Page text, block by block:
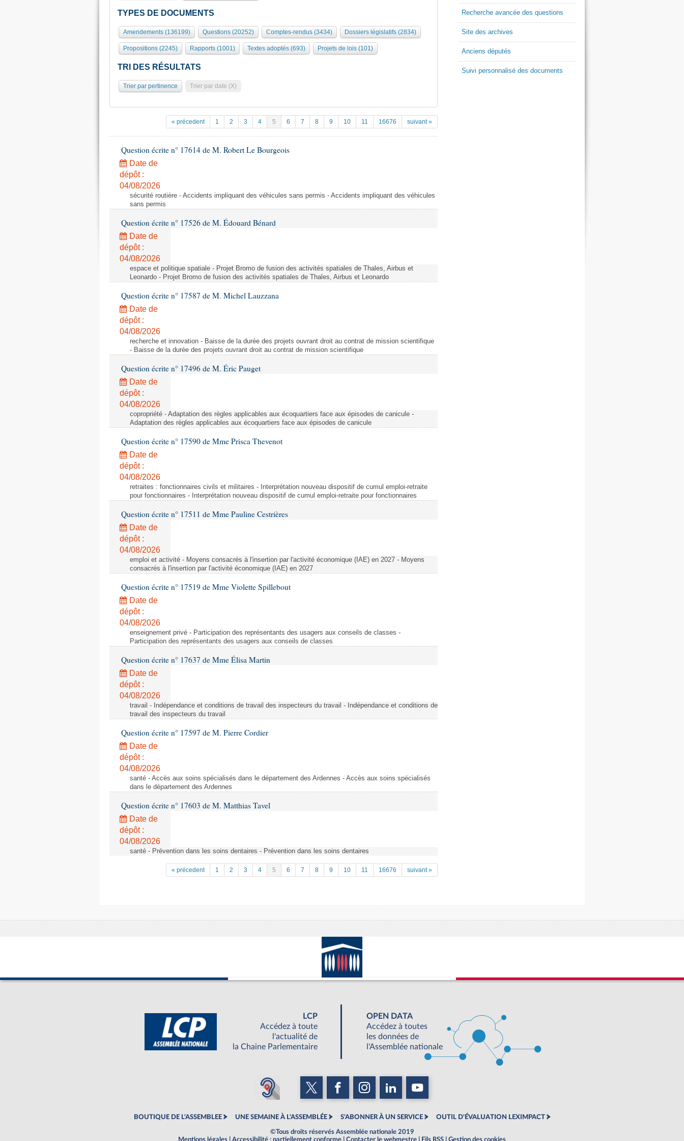
TYPES DE DOCUMENTS
Amendements (136199) Questions (20252) Comptes-rendus (3434) Dossiers législatifs (2834)
Propositions (2245) Rapports (1001) Textes adoptés (693) Projets de lois (101)
TRI DES RÉSULTATS
Trier par pertinence Trier par date (X)
« précedent 1 2 3 4 5 6 7 8 9 10 11 16676 suivant »
Question écrite n° 17614 de M. Robert Le Bourgeois
Date de
dépôt :
04/08/2026
sécurité routière - Accidents impliquant des véhicules sans permis - Accidents impliquant des véhicules
sans permis
Question écrite n° 17526 de M. Édouard Bénard
Date de
dépôt :
04/08/2026
espace et politique spatiale - Projet Bromo de fusion des activités spatiales de Thales, Airbus et
Leonardo - Projet Bromo de fusion des activités spatiales de Thales, Airbus et Leonardo
Question écrite n° 17587 de M. Michel Lauzzana
Date de
dépôt :
04/08/2026
recherche et innovation - Baisse de la durée des projets ouvrant droit au contrat de mission scientifique
- Baisse de la durée des projets ouvrant droit au contrat de mission scientifique
Question écrite n° 17496 de M. Éric Pauget
Date de
dépôt :
04/08/2026
copropriété - Adaptation des règles applicables aux écoquartiers face aux épisodes de canicule -
Adaptation des règles applicables aux écoquartiers face aux épisodes de canicule
Question écrite n° 17590 de Mme Prisca Thevenot
Date de
dépôt :
04/08/2026
retraites : fonctionnaires civils et militaires - Interprétation nouveau dispositif de cumul emploi-retraite
pour fonctionnaires - Interprétation nouveau dispositif de cumul emploi-retraite pour fonctionnaires
Question écrite n° 17511 de Mme Pauline Cestrières
Date de
dépôt :
04/08/2026
emploi et activité - Moyens consacrés à l'insertion par l'activité économique (IAE) en 2027 - Moyens
consacrés à l'insertion par l'activité économique (IAE) en 2027
Question écrite n° 17519 de Mme Violette Spillebout
Date de
dépôt :
04/08/2026
enseignement privé - Participation des représentants des usagers aux conseils de classes -
Participation des représentants des usagers aux conseils de classes
Question écrite n° 17637 de Mme Élisa Martin
Date de
dépôt :
04/08/2026
travail - Indépendance et conditions de travail des inspecteurs du travail - Indépendance et conditions de
travail des inspecteurs du travail
Question écrite n° 17597 de M. Pierre Cordier
Date de
dépôt :
04/08/2026
santé - Accès aux soins spécialisés dans le département des Ardennes - Accès aux soins spécialisés
dans le département des Ardennes
Question écrite n° 17603 de M. Matthias Tavel
Date de
dépôt :
04/08/2026
santé - Prévention dans les soins dentaires - Prévention dans les soins dentaires
« précedent 1 2 3 4 5 6 7 8 9 10 11 16676 suivant »
Recherche avancée des questions
Site des archives
Anciens députés
Suivi personnalisé des documents
LCP
Accédez à toute
l'actualité de
la Chaine Parlementaire
OPEN DATA
Accédez à toutes
les données de
l'Assemblée nationale
BOUTIQUE DE L'ASSEMBLEE UNE SEMAINE À L'ASSEMBLÉE S'ABONNER À UN SERVICE OUTIL D'ÉVALUATION LEXIMPACT
©Tous droits réservés Assemblée nationale 2019
Mentions légales
Accessibilité : partiellement conforme Contacter le webmestre Fils RSS Gestion des cookies